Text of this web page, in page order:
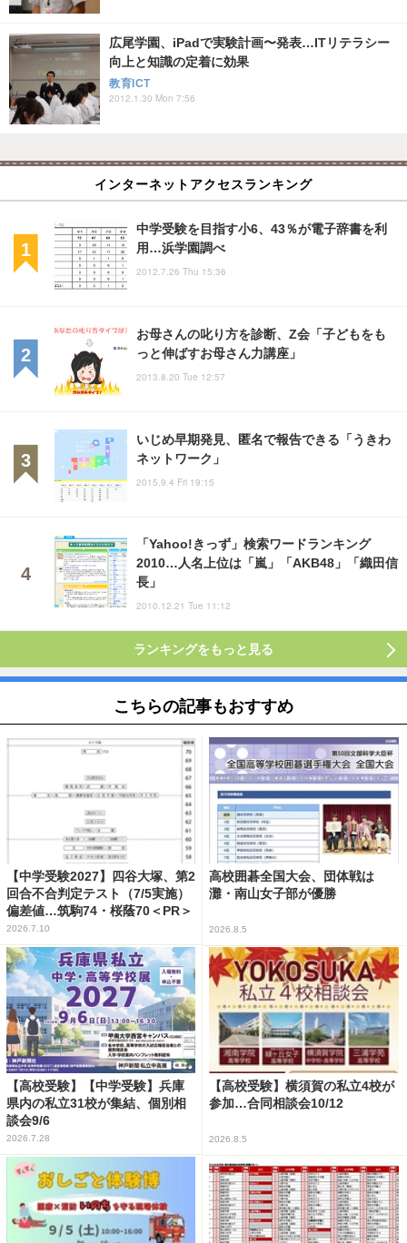
広尾学園、iPadで実験計画〜発表…ITリテラシー
向上と知識の定着に効果
教育ICT
2012.1.30 Mon 7:56
インターネットアクセスランキング
中学受験を目指す小6、43％が電子辞書を利
用…浜学園調べ
2012.7.26 Thu 15:36
お母さんの叱り方を診断、Z会「子どもをも
っと伸ばすお母さん力講座」
2013.8.20 Tue 12:57
いじめ早期発見、匿名で報告できる「うきわ
ネットワーク」
2015.9.4 Fri 19:15
「Yahoo!きっず」検索ワードランキング
2010…人名上位は「嵐」「AKB48」「織田信
長」
2010.12.21 Tue 11:12
ランキングをもっと見る
こちらの記事もおすすめ
【中学受験2027】四谷大塚、第2
回合不合判定テスト（7/5実施）
偏差値…筑駒74・桜蔭70＜PR＞
2026.7.10
高校囲碁全国大会、団体戦は
灘・南山女子部が優勝
2026.8.5
【高校受験】【中学受験】兵庫
県内の私立31校が集結、個別相
談会9/6
2026.7.28
【高校受験】横須賀の私立4校が
参加…合同相談会10/12
2026.8.5